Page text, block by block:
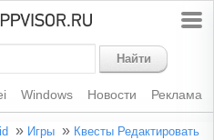
Найти
Windows Новости Реклама
» Игры » Квесты Редактировать